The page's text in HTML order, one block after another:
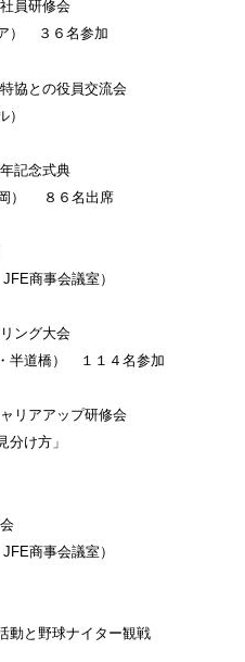
員研修会
） ３６名参加
との役員交流会
）
記念式典
岡） ８６名出席
商事会議室）
ング大会
半道橋） １１４名参加
アアップ研修会
分け方」
商事会議室）
動と野球ナイター観戦